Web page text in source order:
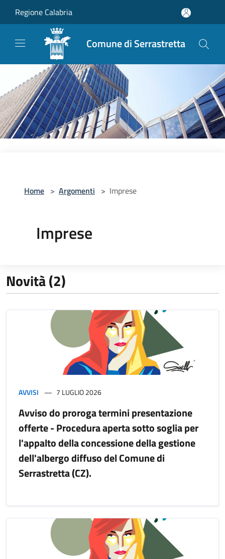
Regione Calabria
Comune di Serrastretta
Home > Argomenti > Imprese
Imprese
Novità (2)
AVVISI 7 LUGLIO 2026
Avviso do proroga termini presentazione
offerte - Procedura aperta sotto soglia per
l'appalto della concessione della gestione
dell'albergo diffuso del Comune di
Serrastretta (CZ).